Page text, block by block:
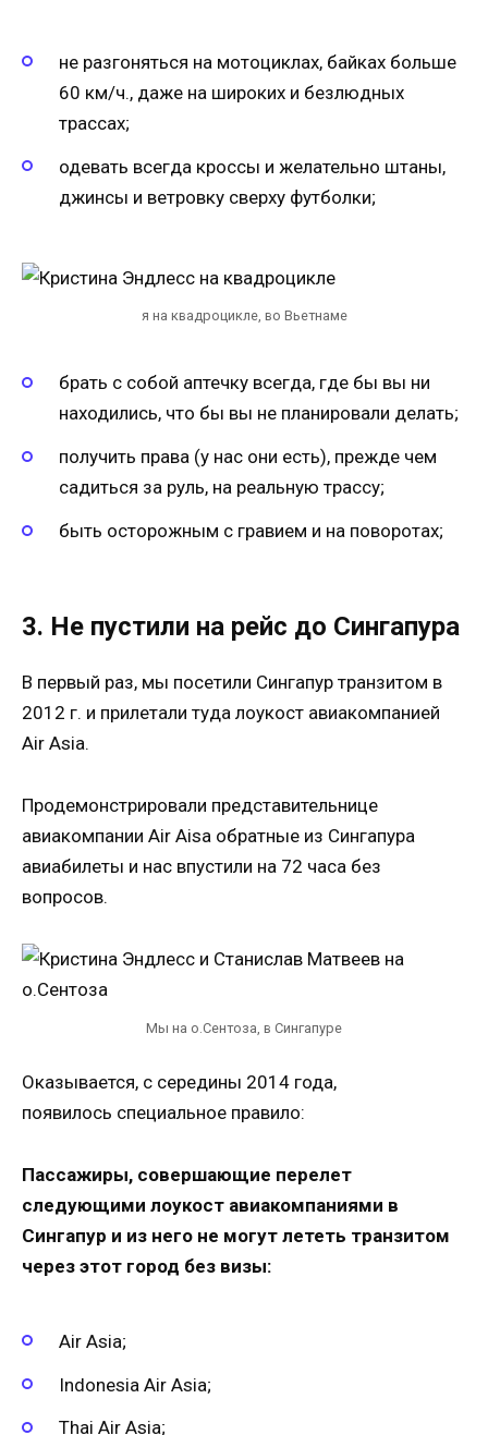
не разгоняться на мотоциклах, байках больше
60 км/ч., даже на широких и безлюдных
трассах;
одевать всегда кроссы и желательно штаны,
джинсы и ветровку сверху футболки;
я на квадроцикле, во Вьетнаме
брать с собой аптечку всегда, где бы вы ни
находились, что бы вы не планировали делать;
получить права (у нас они есть), прежде чем
садиться за руль, на реальную трассу;
быть осторожным с гравием и на поворотах;
3. Не пустили на рейс до Сингапура
В первый раз, мы посетили Сингапур транзитом в
2012 г. и прилетали туда лоукост авиакомпанией
Air Asia.
Продемонстрировали представительнице
авиакомпании Air Aisa обратные из Сингапура
авиабилеты и нас впустили на 72 часа без
вопросов.
Мы на о.Сентоза, в Сингапуре
Оказывается, с середины 2014 года,
появилось специальное правило:
Пассажиры, совершающие перелет
следующими лоукост авиакомпаниями в
Сингапур и из него не могут лететь транзитом
через этот город без визы:
Air Asia;
Indonesia Air Asia;
Thai Air Asia;